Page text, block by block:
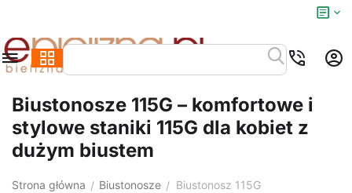
Biustonosze 115G – komfortowe i
stylowe staniki 115G dla kobiet z
dużym biustem
Strona główna / Biustonosze / Biustonosz 115G